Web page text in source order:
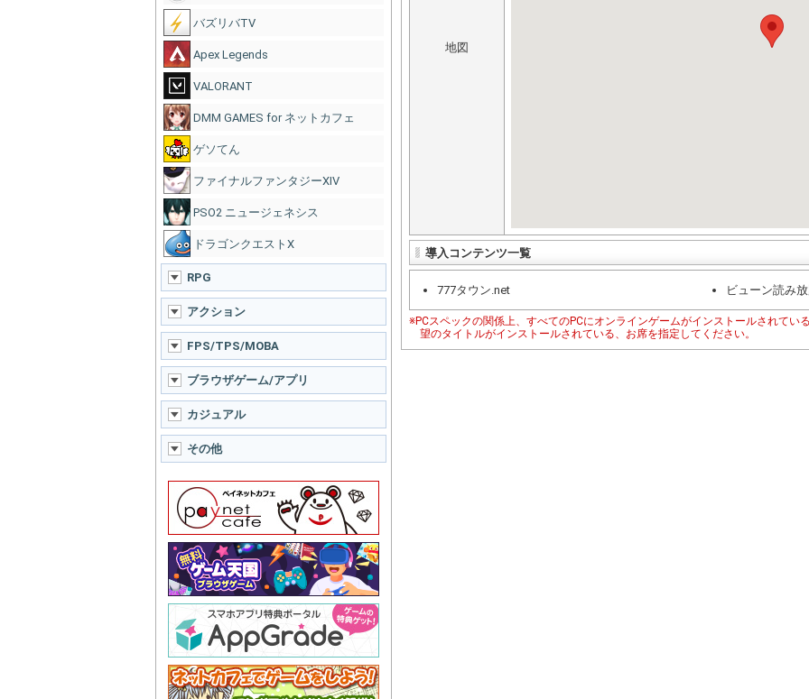
バズリバTV
Apex Legends
VALORANT
DMM GAMES for ネットカフェ
ゲソてん
ファイナルファンタジーXIV
PSO2 ニュージェネシス
ドラゴンクエストX
RPG
アクション
FPS/TPS/MOBA
ブラウザゲーム/アプリ
カジュアル
その他
地図
導入コンテンツ一覧
777タウン.net ビューン読み
※PCスペックの関係上、すべてのPCにオンラインゲームがインストールされてい
望のタイトルがインストールされている、お席を指定してください。